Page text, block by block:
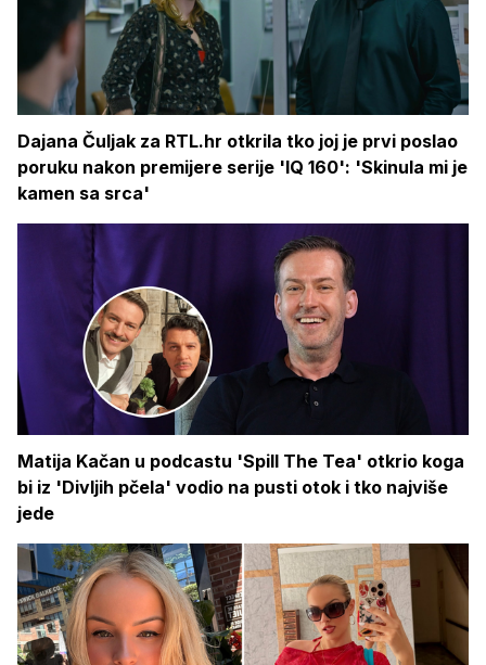
Dajana Čuljak za RTL.hr otkrila tko joj je prvi poslao
poruku nakon premijere serije 'IQ 160': 'Skinula mi je
kamen sa srca'
Matija Kačan u podcastu 'Spill The Tea' otkrio koga
bi iz 'Divljih pčela' vodio na pusti otok i tko najviše
jede